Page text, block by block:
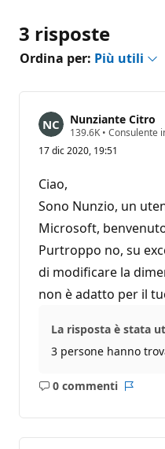
3 risposte
Ordina per: Più utili
Nunziante Citro
139.6K P
n
i
r
e
u
a
i
e
• Consulente
17 dic 2020, 19:51
Ciao,
Sono Nunzio, un
Microsoft,
Purtroppo no, su
di modificare la
non è adatto per il
La risposta è stata
3 persone hanno
0 commenti
Nessun